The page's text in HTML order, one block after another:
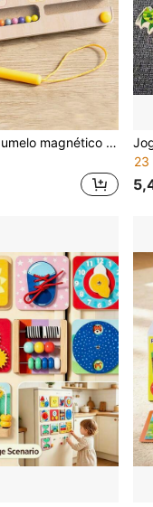
Labirinto de cogumelo magnético de madeira, labirinto de classificação de cores de madeira, quadro de classificação de cores e números Montessori, brinquedos de coordenação motora fina Montessori, brinquedos magnéticos, jogos magnéticos, adequados para crianças de 3 anos ou mais
23